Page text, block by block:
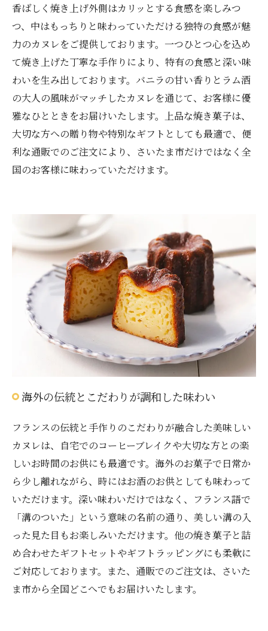
香ばしく焼き上げ外側はカリッとする食感を楽しみつ
つ、中はもっちりと味わっていただける独特の食感が魅
力のカヌレをご提供しております。一つひとつ心を込め
て焼き上げた丁寧な手作りにより、特有の食感と深い味
わいを生み出しております。バニラの甘い香りとラム酒
の大人の風味がマッチしたカヌレを通じて、お客様に優
雅なひとときをお届けいたします。上品な焼き菓子は、
大切な方への贈り物や特別なギフトとしても最適で、便
利な通販でのご注文により、さいたま市だけではなく全
国のお客様に味わっていただけます。
海外の伝統とこだわりが調和した味わい
フランスの伝統と手作りのこだわりが融合した美味しい
カヌレは、自宅でのコーヒーブレイクや大切な方との楽
しいお時間のお供にも最適です。海外のお菓子で日常か
ら少し離れながら、時にはお酒のお供としても味わって
いただけます。深い味わいだけではなく、フランス語で
「溝のついた」という意味の名前の通り、美しい溝の入
った見た目もお楽しみいただけます。他の焼き菓子と詰
め合わせたギフトセットやギフトラッピングにも柔軟に
ご対応しております。また、通販でのご注文は、さいた
ま市から全国どこへでもお届けいたします。